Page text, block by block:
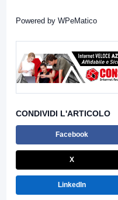
Powered by WPeMatico
CONDIVIDI L'ARTICOLO
Facebook
X
LinkedIn